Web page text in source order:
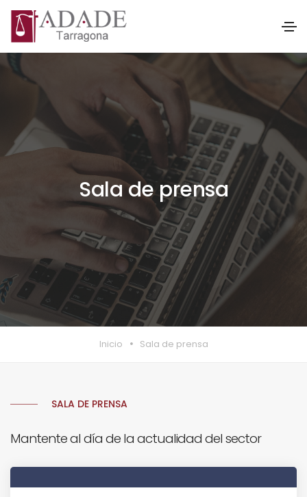
Sala de prensa
Inicio Sala de prensa
SALA DE PRENSA
Mantente al día de la actualidad del sector